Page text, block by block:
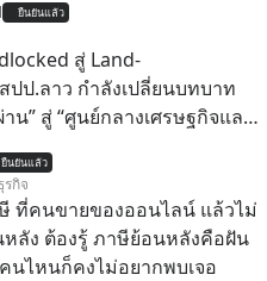
และบริบททางสังคมไทยได้
ไหน ? และหลังจากนำ
จะเกิดอะไรขึ้นกับสังคมไทย
บ้าง ? ร่วมวิเคราะห์
ง ดร.อภิวดี ปิยธรรมรงค์ ผู้
นบูรณาการข้อมูลและปัญญา
ยืนยันแล้ว
สู่ Land-
ปป.ลาว กำลังเปลี่ยนบทบาท
น” สู่ “ศูนย์กลางเศรษฐกิจและ
ยืนยันแล้ว
กิจ
ที่คนขายของออนไลน์ แล้วไม่
ลัง ต้องรู้ ภาษีย้อนหลังคือฝัน
นไหนก็คงไม่อยากพบเจอ